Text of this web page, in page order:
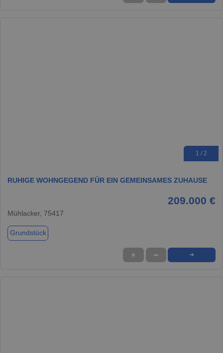
1 / 2
RUHIGE WOHNGEGEND FÜR EIN GEMEINSAMES ZUHAUSE
209.000 €
Mühlacker, 75417
Grundstück
★ ➦ ➜